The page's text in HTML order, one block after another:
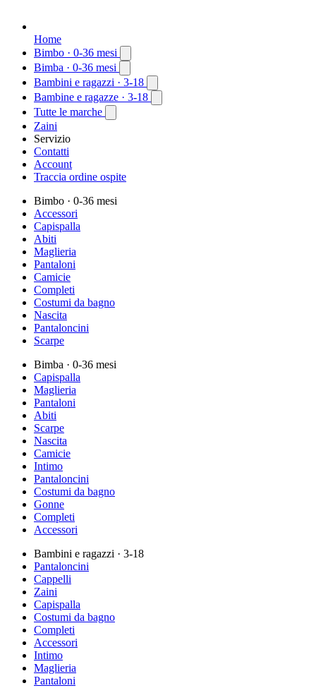
Home
Bimbo · 0-36 mesi
Bimba · 0-36 mesi
Bambini e ragazzi · 3-18
Bambine e ragazze · 3-18
Tutte le marche
Zaini
Servizio
Contatti
Account
Traccia ordine ospite
Bimbo · 0-36 mesi
Accessori
Capispalla
Abiti
Maglieria
Pantaloni
Camicie
Completi
Costumi da bagno
Nascita
Pantaloncini
Scarpe
Bimba · 0-36 mesi
Capispalla
Maglieria
Pantaloni
Abiti
Scarpe
Nascita
Camicie
Intimo
Pantaloncini
Costumi da bagno
Gonne
Completi
Accessori
Bambini e ragazzi · 3-18
Pantaloncini
Cappelli
Zaini
Capispalla
Costumi da bagno
Completi
Accessori
Intimo
Maglieria
Pantaloni